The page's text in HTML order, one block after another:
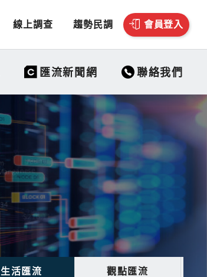
線上調查 趨勢民調 會員登入
匯流新聞網 聯絡我們
生活匯流 觀點匯流